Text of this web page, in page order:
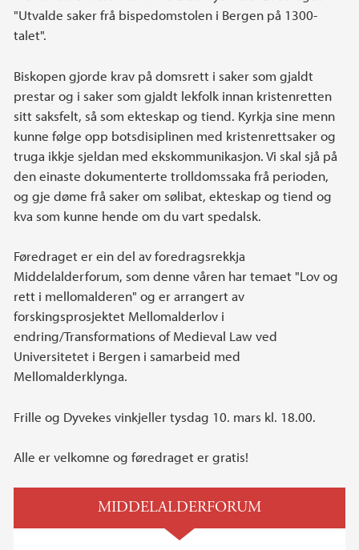
"Utvalde saker frå bispedomstolen i Bergen på 1300-
talet".
Biskopen gjorde krav på domsrett i saker som gjaldt
prestar og i saker som gjaldt lekfolk innan kristenretten
sitt saksfelt, så som ekteskap og tiend. Kyrkja sine menn
kunne følge opp botsdisiplinen med kristenrettsaker og
truga ikkje sjeldan med ekskommunikasjon. Vi skal sjå på
den einaste dokumenterte trolldomssaka frå perioden,
og gje døme frå saker om sølibat, ekteskap og tiend og
kva som kunne hende om du vart spedalsk.
Føredraget er ein del av foredragsrekkja
Middelalderforum, som denne våren har temaet "Lov og
rett i mellomalderen" og er arrangert av
forskingsprosjektet Mellomalderlov i
endring/Transformations of Medieval Law ved
Universitetet i Bergen i samarbeid med
Mellomalderklynga.
Frille og Dyvekes vinkjeller tysdag 10. mars kl. 18.00.
Alle er velkomne og føredraget er gratis!
MIDDELALDERFORUM